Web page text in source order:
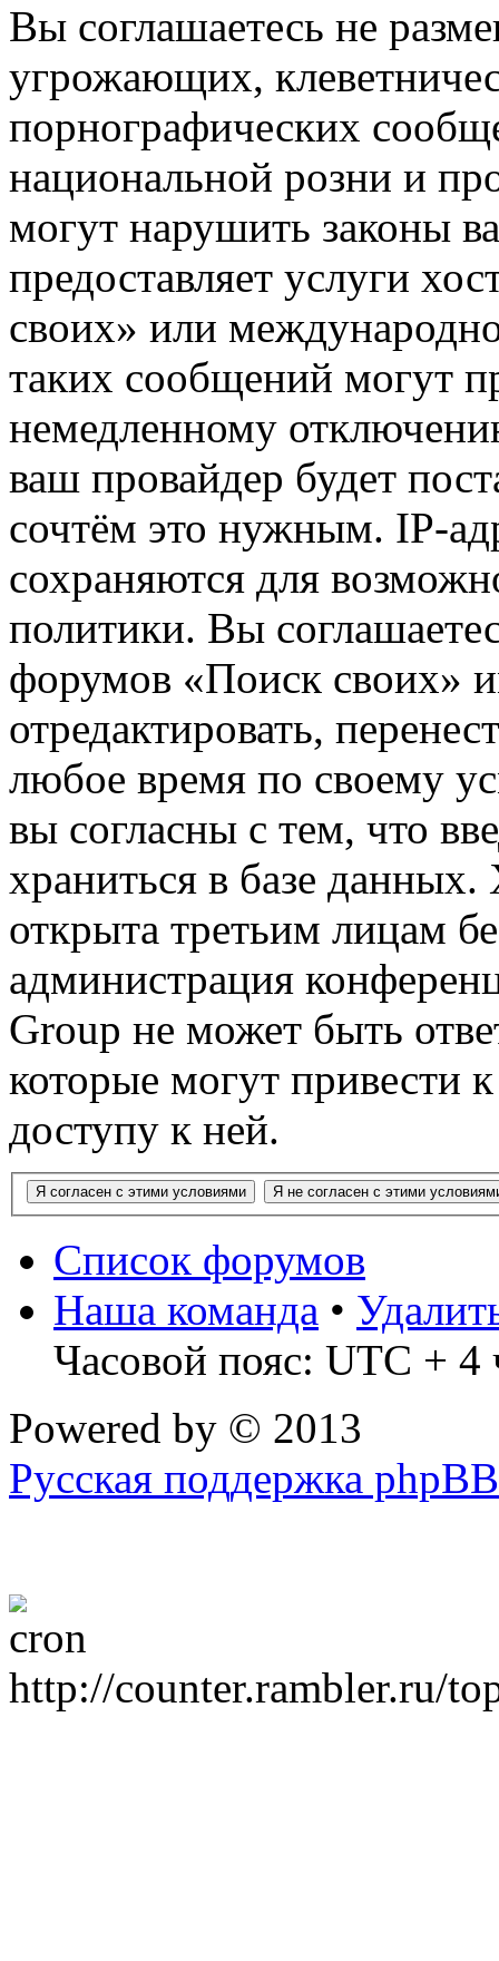
Вы соглашаетесь не
угрожающих,
порнографических
национальной розни и
могут нарушить законы
предоставляет услуги
своих» или
таких сообщений могут
немедленному
ваш провайдер будет
сочтём это нужным. IP-
сохраняются для
политики. Вы
форумов «Поиск своих»
отредактировать,
любое время по своему
вы согласны с тем, что
храниться в базе
открыта третьим лицам
администрация
Group не может быть
которые могут привести
доступу к ней.
Список форумов
Наша команда •
Часовой пояс: UTC + 4
Powered by © 2013
Русская поддержка phpBB
http://counter.rambler.ru/